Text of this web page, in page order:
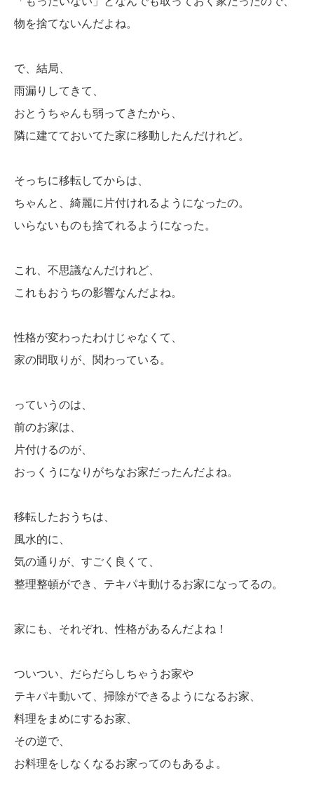
物を捨てないんだよね。
で、結局、
雨漏りしてきて、
おとうちゃんも弱ってきたから、
隣に建てておいてた家に移動したんだけれど。
そっちに移転してからは、
ちゃんと、綺麗に片付けれるようになったの。
いらないものも捨てれるようになった。
これ、不思議なんだけれど、
これもおうちの影響なんだよね。
性格が変わったわけじゃなくて、
家の間取りが、関わっている。
っていうのは、
前のお家は、
片付けるのが、
おっくうになりがちなお家だったんだよね。
移転したおうちは、
風水的に、
気の通りが、すごく良くて、
整理整頓ができ、テキパキ動けるお家になってるの。
家にも、それぞれ、性格があるんだよね！
ついつい、だらだらしちゃうお家や
テキパキ動いて、掃除ができるようになるお家、
料理をまめにするお家、
その逆で、
お料理をしなくなるお家ってのもあるよ。